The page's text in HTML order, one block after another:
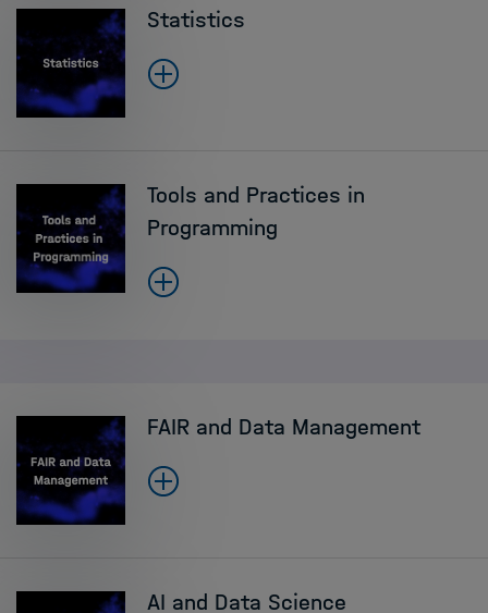
Statistics
Tools and Practices in
Programming
FAIR and Data Management
AI and Data Science